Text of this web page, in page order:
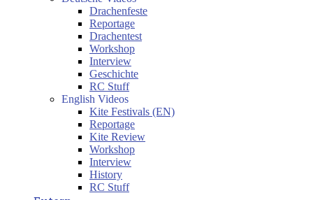
Drachenfeste
Reportage
Drachentest
Workshop
Interview
Geschichte
RC Stuff
English Videos
Kite Festivals (EN)
Reportage
Kite Review
Workshop
Interview
History
RC Stuff